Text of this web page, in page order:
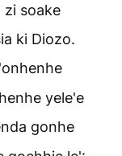
zi soake
ki Diozo.
yele'e
gonhe